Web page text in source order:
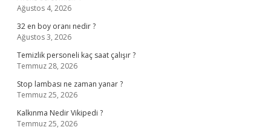
Ağustos 4, 2026
32 en boy oranı nedir ?
Ağustos 3, 2026
Temizlik personeli kaç saat çalışır ?
Temmuz 28, 2026
Stop lambası ne zaman yanar ?
Temmuz 25, 2026
Kalkınma Nedir Vikipedi ?
Temmuz 25, 2026